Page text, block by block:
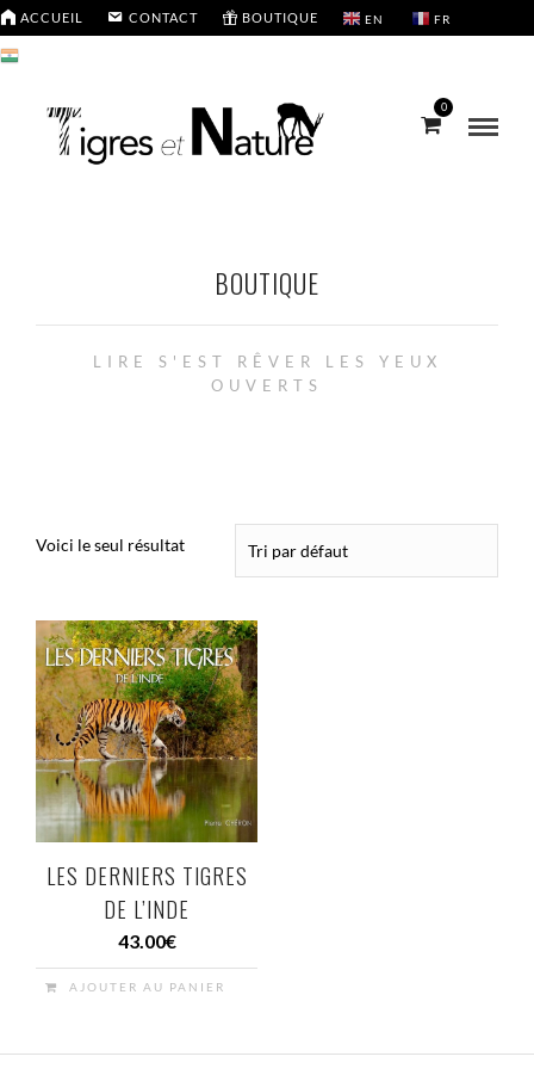
ACCUEIL CONTACT BOUTIQUE EN FR
0
BOUTIQUE
LIRE S'EST RÊVER LES YEUX
OUVERTS
Voici le seul résultat
LES DERNIERS TIGRES
DE L’INDE
43.00€
AJOUTER AU PANIER